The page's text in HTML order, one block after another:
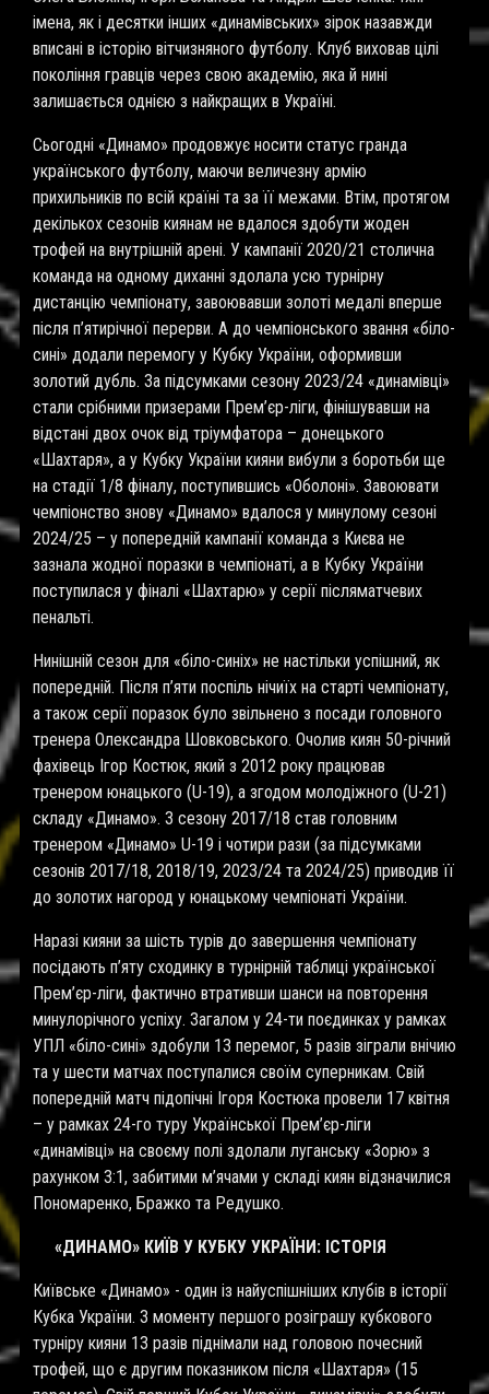
імена, як і десятки інших «динамівських» зірок назавжди
вписані в історію вітчизняного футболу. Клуб виховав цілі
покоління гравців через свою академію, яка й нині
залишається однією з найкращих в Україні.
Сьогодні «Динамо» продовжує носити статус гранда
українського футболу, маючи величезну армію
прихильників по всій країні та за її межами. Втім, протягом
декількох сезонів киянам не вдалося здобути жоден
трофей на внутрішній арені. У кампанії 2020/21 столична
команда на одному диханні здолала усю турнірну
дистанцію чемпіонату, завоювавши золоті медалі вперше
після п’ятирічної перерви. А до чемпіонського звання «біло-
сині» додали перемогу у Кубку України, оформивши
золотий дубль. За підсумками сезону 2023/24 «динамівці»
стали срібними призерами Прем’єр-ліги, фінішувавши на
відстані двох очок від тріумфатора – донецького
«Шахтаря», а у Кубку України кияни вибули з боротьби ще
на стадії 1/8 фіналу, поступившись «Оболоні». Завоювати
чемпіонство знову «Динамо» вдалося у минулому сезоні
2024/25 – у попередній кампанії команда з Києва не
зазнала жодної поразки в чемпіонаті, а в Кубку України
поступилася у фіналі «Шахтарю» у серії післяматчевих
пенальті.
Нинішній сезон для «біло-синіх» не настільки успішний, як
попередній. Після п’яти поспіль нічиїх на старті чемпіонату,
а також серії поразок було звільнено з посади головного
тренера Олександра Шовковського. Очолив киян 50-річний
фахівець Ігор Костюк, який з 2012 року працював
тренером юнацького (U-19), а згодом молодіжного (U-21)
складу «Динамо». З сезону 2017/18 став головним
тренером «Динамо» U-19 і чотири рази (за підсумками
сезонів 2017/18, 2018/19, 2023/24 та 2024/25) приводив її
до золотих нагород у юнацькому чемпіонаті України.
Наразі кияни за шість турів до завершення чемпіонату
посідають п’яту сходинку в турнірній таблиці української
Прем’єр-ліги, фактично втративши шанси на повторення
минулорічного успіху. Загалом у 24-ти поєдинках у рамках
УПЛ «біло-сині» здобули 13 перемог, 5 разів зіграли внічию
та у шести матчах поступалися своїм суперникам. Свій
попередній матч підопічні Ігоря Костюка провели 17 квітня
– у рамках 24-го туру Української Прем’єр-ліги
«динамівці» на своєму полі здолали луганську «Зорю» з
рахунком 3:1, забитими м’ячами у складі киян відзначилися
Пономаренко, Бражко та Редушко.
«ДИНАМО» КИЇВ У КУБКУ УКРАЇНИ: ІСТОРІЯ
Київське «Динамо» - один із найуспішніших клубів в історії
Кубка України. З моменту першого розіграшу кубкового
турніру кияни 13 разів піднімали над головою почесний
трофей, що є другим показником після «Шахтаря» (15